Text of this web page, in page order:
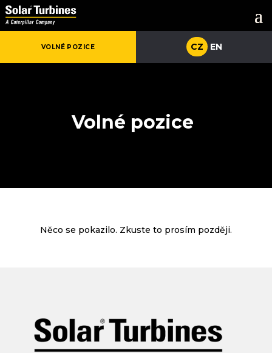
VOLNÉ POZICE CZ EN
VOLNÉ POZICE CZ EN
Volné pozice
Něco se pokazilo. Zkuste to prosím později.